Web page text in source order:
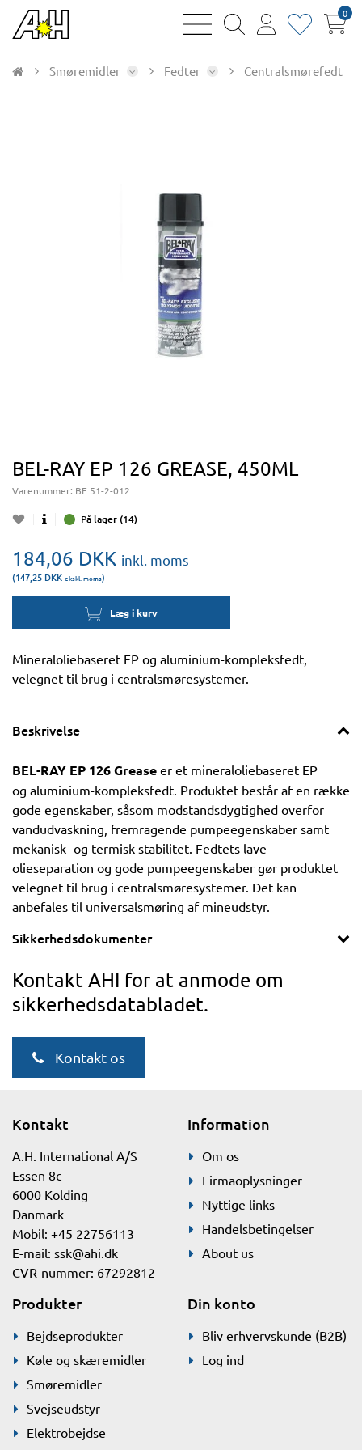
bars
magnifying
user
heart0
Smøremidler Fedter Centralsmørefedt
BEL-RAY EP 126 GREASE, 450ML
Varenummer: BE 51-2-012
På lager (14)
184,06 DKK inkl. moms
(147,25 DKK ekskl. moms)
Læg i kurv
Mineraloliebaseret EP og aluminium-kompleksfedt,
velegnet til brug i centralsmøresystemer.
Beskrivelse
BEL-RAY EP 126 Grease er et mineraloliebaseret EP
og aluminium-kompleksfedt. Produktet består af en række
gode egenskaber, såsom modstandsdygtighed overfor
vandudvaskning, fremragende pumpeegenskaber samt
mekanisk- og termisk stabilitet. Fedtets lave
olieseparation og gode pumpeegenskaber gør produktet
velegnet til brug i centralsmøresystemer. Det kan
anbefales til universalsmøring af mineudstyr.
Sikkerhedsdokumenter
Kontakt AHI for at anmode om
sikkerhedsdatabladet.
Kontakt os
Kontakt
A.H. International A/S
Essen 8c
6000 Kolding
Danmark
Mobil: +45 22756113
E-mail: ssk@ahi.dk
CVR-nummer: 67292812
Information
Om os
Firmaoplysninger
Nyttige links
Handelsbetingelser
About us
Produkter
Bejdseprodukter
Køle og skæremidler
Smøremidler
Svejseudstyr
Elektrobejdse
Din konto
Bliv erhvervskunde (B2B)
Log ind